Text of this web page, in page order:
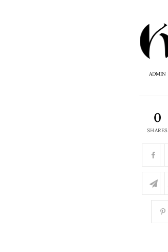
ADMIN
0
SHARES